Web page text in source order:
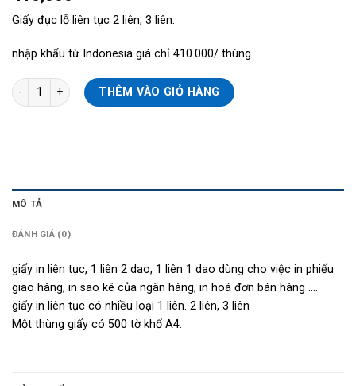
Giấy đục lỗ liên tục 2 liên, 3 liên.
nhập khẩu từ Indonesia giá chỉ 410.000/ thùng
Giấy đục lỗ liên tục A4 - 2 liên (1 dao - 2 dao) số lượng
THÊM VÀO GIỎ HÀNG
MÔ TẢ
ĐÁNH GIÁ (0)
giấy in liên tục, 1 liên 2 dao, 1 liên 1 dao dùng cho việc in phiếu
giao hàng, in sao kê của ngân hàng, in hoá đơn bán hàng ….
giấy in liên tục có nhiều loại 1 liên. 2 liên, 3 liên
Một thùng giấy có 500 tờ khổ A4.